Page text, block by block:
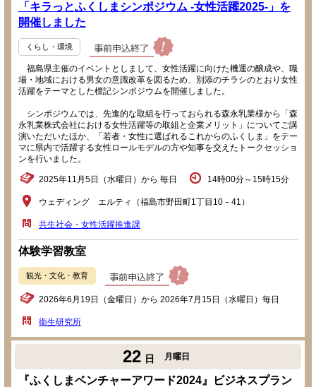
「キラっとふくしまシンポジウム -女性活躍2025-」を
開催しました
くらし・環境
福島県主催のイベントとしまして、女性活躍に向けた機運の醸成や、職
場・地域における男女の意識改革を図るため、別添のチラシのとおり女性
活躍をテーマとした標記シンポジウムを開催しました。
シンポジウムでは、先進的な取組を行っておられる森永乳業様から「森
永乳業株式会社における女性活躍等の取組と企業メリット」についてご講
演いただいたほか、「若者・女性に選ばれるこれからのふくしま」をテー
マに県内で活躍する女性ロールモデルの方や知事を交えたトークセッショ
ンを行いました。
2025年11月5日（水曜日）から 毎日 14時00分～15時15分
ウェディング エルティ（福島市野田町1丁目10－41）
共生社会・女性活躍推進課
体験学習教室
観光・文化・教育
2026年6月19日（金曜日）から 2026年7月15日（水曜日）毎日
衛生研究所
22 日 月曜日
『ふくしまベンチャーアワード2024』ビジネスプラン